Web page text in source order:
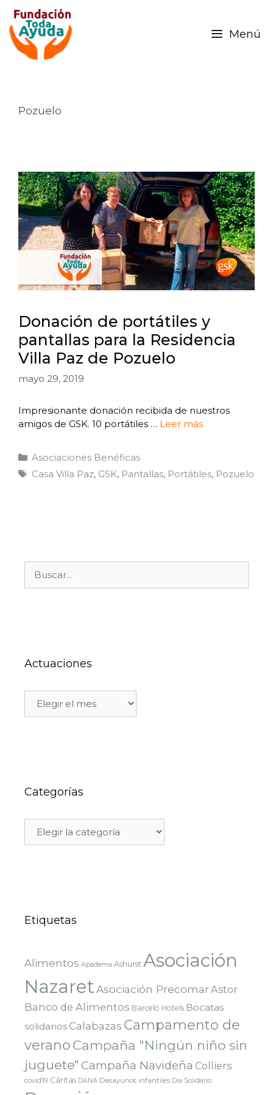
Menú
Pozuelo
Donación de portátiles y
pantallas para la Residencia
Villa Paz de Pozuelo
mayo 29, 2019
Impresionante donación recibida de nuestros
amigos de GSK. 10 portátiles … Leer más
Asociaciones Benéficas
Casa Villa Paz, GSK, Pantallas, Portátiles, Pozuelo
Actuaciones
Categorías
Etiquetas
Alimentos Apadema Ashurst Asociación
NazaretAsociación PrecomarAstor
Banco de Alimentos Barceló Hotels Bocatas
solidarios Calabazas Campamento de
verano Campaña "Ningún niño sin
juguete" Campaña Navideña Colliers
covid19 Cáritas DANA Desayunos infantiles Dia Solidario